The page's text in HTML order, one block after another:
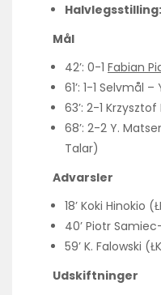
Halvlegsstilling:
Mål
42’: 0-1 Fabian
61’: 1-1 Selvmål
63’: 2-1 Krzysztof
68’: 2-2 Y.
Talar)
Advarsler
18’ Koki Hinokio
40’ Piotr
59’ K. Falowski
Udskiftninger